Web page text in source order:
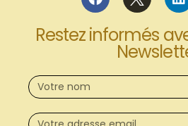
Restez informés